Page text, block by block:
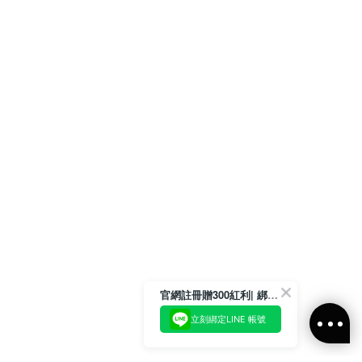
官網註冊贈300紅利| 綁定LINE再領取專屬優惠
立刻綁定LINE 帳號